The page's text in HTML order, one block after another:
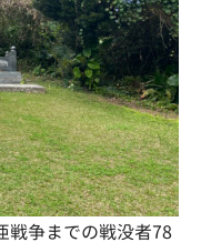
戦争までの戦没者78